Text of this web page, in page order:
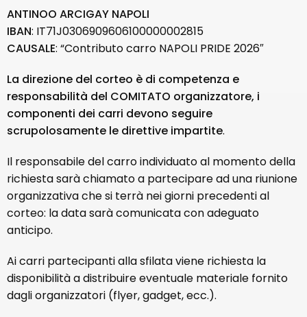
ANTINOO ARCIGAY NAPOLI
IBAN: IT71J0306909606100000002815
CAUSALE: “Contributo carro NAPOLI PRIDE 2026″
La direzione del corteo è di competenza e
responsabilità del COMITATO organizzatore, i
componenti dei carri devono seguire
scrupolosamente le direttive impartite.
Il responsabile del carro individuato al momento della
richiesta sarà chiamato a partecipare ad una riunione
organizzativa che si terrà nei giorni precedenti al
corteo: la data sarà comunicata con adeguato
anticipo.
Ai carri partecipanti alla sfilata viene richiesta la
disponibilità a distribuire eventuale materiale fornito
dagli organizzatori (flyer, gadget, ecc.).